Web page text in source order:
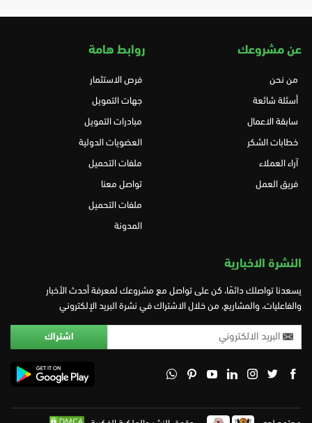
عن مشروعك
من نحن
أسئلة شائعة
سابقة الاعمال
خطابات الشكر
آراء العملاء
فريق العمل
روابط هامة
فرص الاستثمار
جهات التمويل
مبادرات التمويل
العضويات الدولية
ملفات التحميل
تواصل معنا
ملفات التحميل
المدونة
النشرة الاخبارية
يسعدنا تواصلك دائمًا، كن على تواصل مع مشروعك لمعرفة أحدث الأخبار
والفاعليات، والمشاريع، من خلال الاشتراك في نشرة البريد الإلكتروني